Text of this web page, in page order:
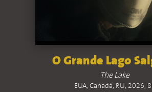
O Grande Lago
The Lake
EUA, Canadá, RU, 2026,